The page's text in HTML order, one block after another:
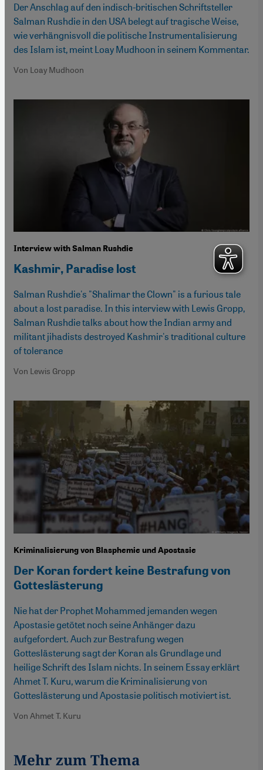
Der Anschlag auf den indisch-britischen Schriftsteller
Salman Rushdie in den USA belegt auf tragische Weise,
wie verhängnisvoll die politische Instrumentalisierung
des Islam ist, meint Loay Mudhoon in seinem Kommentar.
Von Loay Mudhoon
Interview with Salman Rushdie
Kashmir, Paradise lost
Salman Rushdie's "Shalimar the Clown" is a furious tale
about a lost paradise. In this interview with Lewis Gropp,
Salman Rushdie talks about how the Indian army and
militant jihadists destroyed Kashmir's traditional culture
of tolerance
Von Lewis Gropp
Kriminalisierung von Blasphemie und Apostasie
Der Koran fordert keine Bestrafung von
Gotteslästerung
Nie hat der Prophet Mohammed jemanden wegen
Apostasie getötet noch seine Anhänger dazu
aufgefordert. Auch zur Bestrafung wegen
Gotteslästerung sagt der Koran als Grundlage und
heilige Schrift des Islam nichts. In seinem Essay erklärt
Ahmet T. Kuru, warum die Kriminalisierung von
Gotteslästerung und Apostasie politisch motiviert ist.
Von Ahmet T. Kuru
Mehr zum Thema